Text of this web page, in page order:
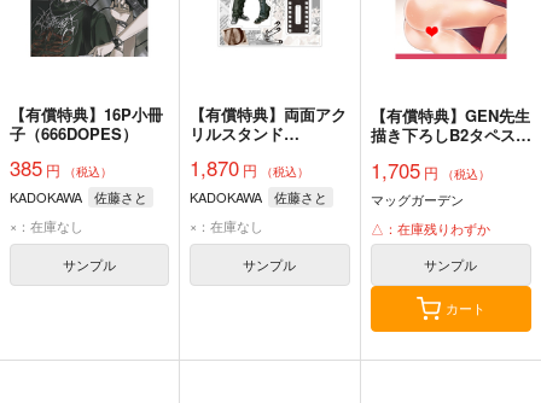
【有償特典】16P小冊
子（666DOPES）
385 円 （税込）
KADOKAWA
佐藤さと
×：在庫なし
サンプル
【有償特典】両面アク
リルスタンド
1,870 円 （税込）
KADOKAWA
佐藤さと
×：在庫なし
サンプル
【有償特典】GEN先生
描き下ろしB2タペスト
語 ～異世界ハーレム
英雄戦記～ 9）
1,705円 （税込）
マッグガーデン
△：在庫残りわずか
サンプル
カート